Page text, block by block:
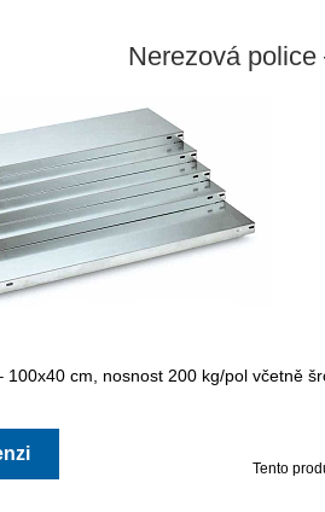
Nerezová
100x40 cm, nosnost 200 kg/pol včetně
Tento